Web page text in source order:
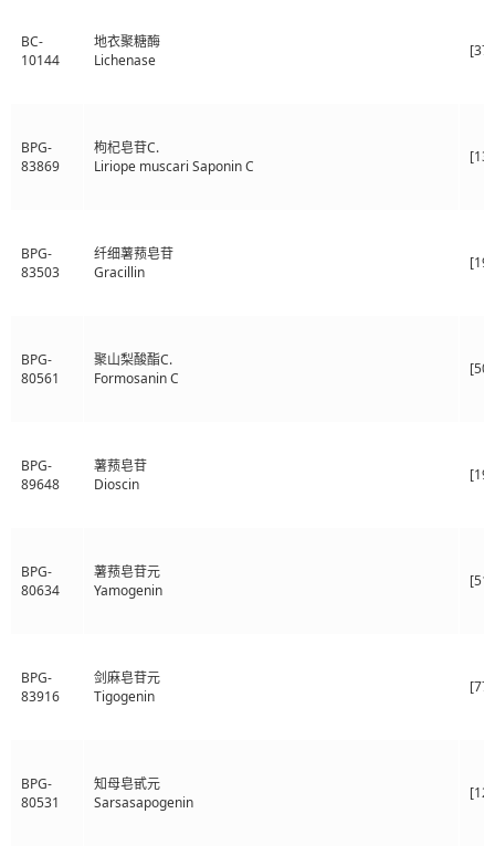
BC-
10144
地衣聚糖酶
Lichenase
BPG-
83869
枸杞皂苷C.
Liriope muscari Saponin C
BPG-
83503
纤细薯蓣皂苷
Gracillin
BPG-
80561
聚山梨酸酯C.
Formosanin C
BPG-
89648
薯蓣皂苷
Dioscin
BPG-
80634
薯蓣皂苷元
Yamogenin
BPG-
83916
剑麻皂苷元
Tigogenin
BPG-
80531
知母皂甙元
Sarsasapogenin